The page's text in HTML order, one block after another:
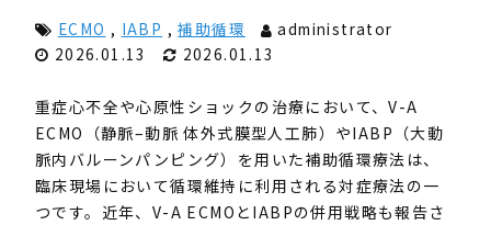
ECMO , IABP ,補助循環
administrator
2026.01.13
2026.01.13
重症心不全や心原性ショックの治療において、V-A
ECMO
（静脈–動脈 体外式膜型人工肺）やIABP （大動
脈内バルーンパンピング）を用いた補助循環療法は、
臨床現場において循環維持に利用される対症療法の一
つです。近年、 V-A ECMO と IABPの併用戦略も報告さ